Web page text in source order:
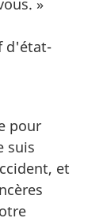
»
d'état-
pour
suis
et